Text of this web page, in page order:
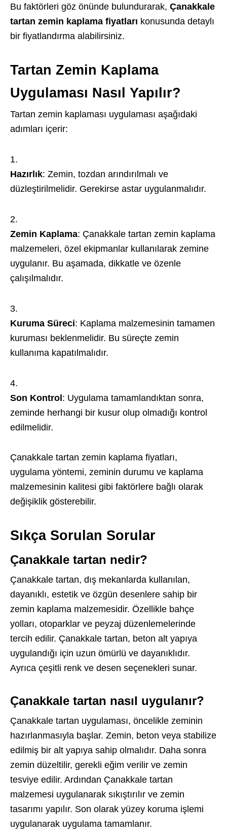
Bu faktörleri göz önünde bulundurarak, Çanakkale
tartan zemin kaplama fiyatları konusunda detaylı
bir fiyatlandırma alabilirsiniz.
Tartan Zemin Kaplama
Uygulaması Nasıl Yapılır?
Tartan zemin kaplaması uygulaması aşağıdaki
adımları içerir:
Hazırlık: Zemin, tozdan arındırılmalı ve
düzleştirilmelidir. Gerekirse astar uygulanmalıdır.
Zemin Kaplama: Çanakkale tartan zemin kaplama
malzemeleri, özel ekipmanlar kullanılarak zemine
uygulanır. Bu aşamada, dikkatle ve özenle
çalışılmalıdır.
Kuruma Süreci: Kaplama malzemesinin tamamen
kuruması beklenmelidir. Bu süreçte zemin
kullanıma kapatılmalıdır.
Son Kontrol : Uygulama tamamlandıktan sonra,
zeminde herhangi bir kusur olup olmadığı kontrol
edilmelidir.
Çanakkale tartan zemin kaplama fiyatları,
uygulama yöntemi, zeminin durumu ve kaplama
malzemesinin kalitesi gibi faktörlere bağlı olarak
değişiklik gösterebilir.
Sıkça Sorulan Sorular
Çanakkale tartan nedir?
Çanakkale tartan, dış mekanlarda kullanılan,
dayanıklı, estetik ve özgün desenlere sahip bir
zemin kaplama malzemesidir. Özellikle bahçe
yolları, otoparklar ve peyzaj düzenlemelerinde
tercih edilir. Çanakkale tartan, beton alt yapıya
uygulandığı için uzun ömürlü ve dayanıklıdır.
Ayrıca çeşitli renk ve desen seçenekleri sunar.
Çanakkale tartan nasıl uygulanır?
Çanakkale tartan uygulaması, öncelikle zeminin
hazırlanmasıyla başlar. Zemin, beton veya stabilize
edilmiş bir alt yapıya sahip olmalıdır. Daha sonra
zemin düzeltilir, gerekli eğim verilir ve zemin
tesviye edilir. Ardından Çanakkale tartan
malzemesi uygulanarak sıkıştırılır ve zemin
tasarımı yapılır. Son olarak yüzey koruma işlemi
uygulanarak uygulama tamamlanır.